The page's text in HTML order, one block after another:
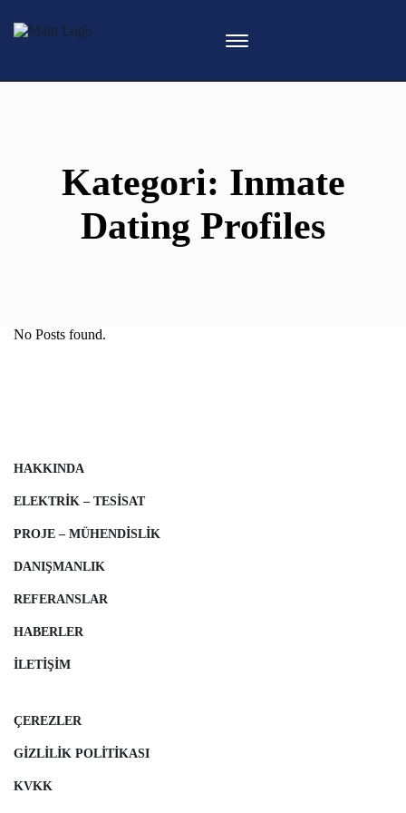
Kategori: Inmate
Dating Profiles
No Posts found.
HAKKINDA
ELEKTRIK – TESISAT
PROJE – MÜHENDISLIK
DANIŞMANLIK
REFERANSLAR
HABERLER
İLETIŞIM
ÇEREZLER
GIZLILIK POLITIKASI
KVKK